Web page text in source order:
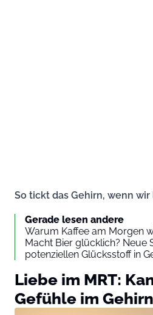
So tickt das Gehirn, wenn wir
Gerade lesen andere
Warum Kaffee am Morgen
Macht Bier glücklich? Neue
potenziellen Glücksstoff in
Liebe im MRT:
Gefühle im